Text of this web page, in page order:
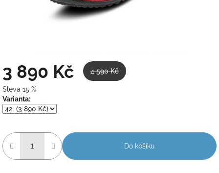
3 890 Kč 4 590 Kč
Sleva 15 %
Měrná
cena:
Varianta:
Do košíku